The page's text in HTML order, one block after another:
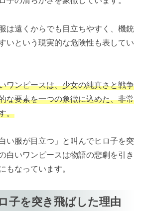
は遠くからでも目立ちやすく、機銃
いという現実的な危険性も表してい
ワンピースは、少女の純真さと戦争
な要素を一つの象徴に込めた、非常
。
い服が目立つ」と叫んでヒロ子を突
白いワンピースは物語の悲劇を引き
もなっています。
子を突き飛ばした理由